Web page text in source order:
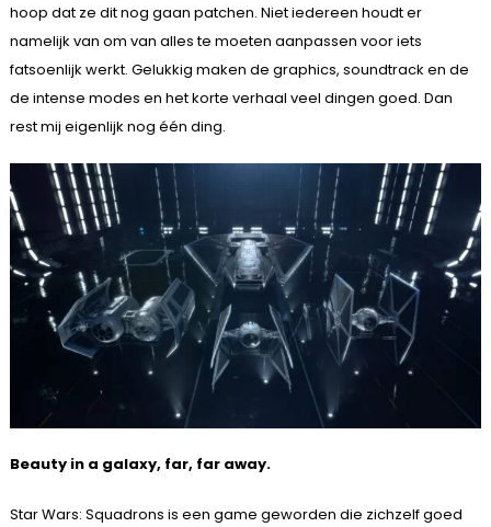
hoop dat ze dit nog gaan patchen. Niet iedereen houdt er
namelijk van om van alles te moeten aanpassen voor iets
fatsoenlijk werkt. Gelukkig maken de graphics, soundtrack en de
de intense modes en het korte verhaal veel dingen goed. Dan
rest mij eigenlijk nog één ding.
Beauty in a galaxy, far, far away.
Star Wars: Squadrons is een game geworden die zichzelf goed